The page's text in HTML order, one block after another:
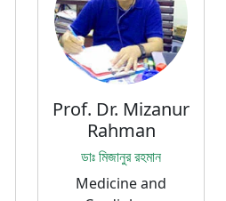
Prof. Dr. Mizanur
Rahman
ডাঃ মিজানুর রহমান
Medicine and